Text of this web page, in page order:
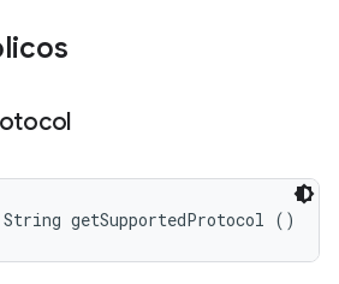
getSupportedProtocol ()